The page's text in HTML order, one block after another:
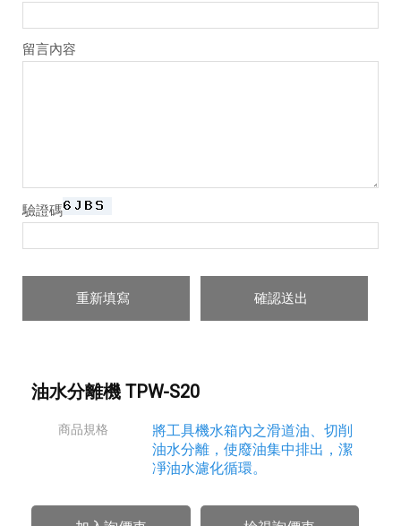
留言內容
驗證碼
油水分離機 TPW-S20
商品規格
將工具機水箱內之滑道油、切削
油水分離，使廢油集中排出，潔
凈油水濾化循環。